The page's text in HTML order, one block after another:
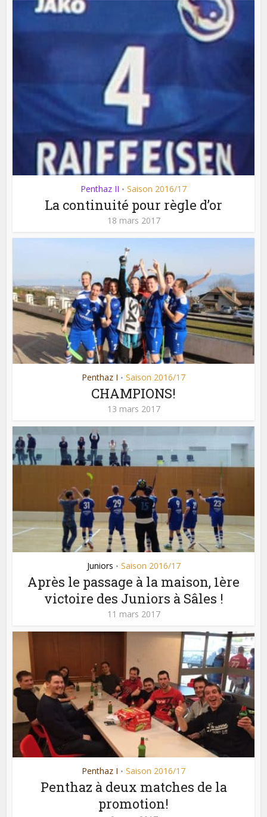
Penthaz II • Saison 2016/17
La continuité pour règle d’or
18 mars 2017
Penthaz I • Saison 2016/17
CHAMPIONS!
13 mars 2017
Juniors • Saison 2016/17
Après le passage à la maison, 1ère
victoire des Juniors à Sâles !
11 mars 2017
Penthaz I • Saison 2016/17
Penthaz à deux matches de la
promotion!